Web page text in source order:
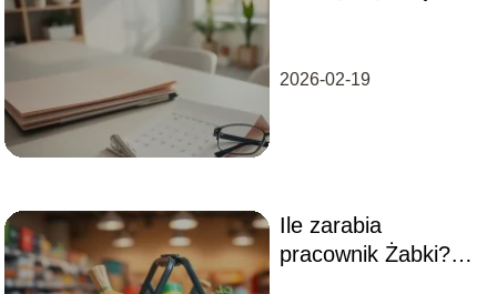
2026-02-19
Ile zarabia
pracownik Żabki?